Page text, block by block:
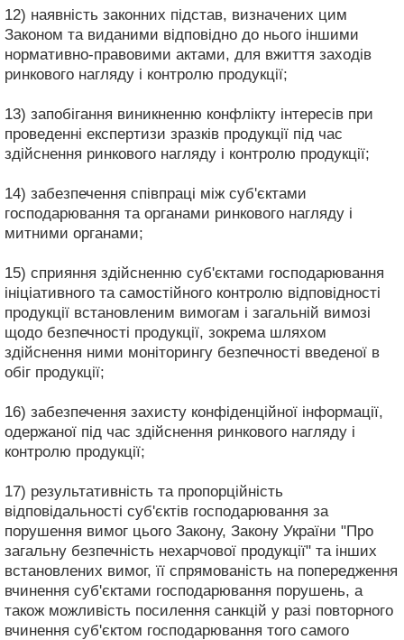
12) наявність законних підстав, визначених цим
Законом та виданими відповідно до нього іншими
нормативно-правовими актами, для вжиття заходів
ринкового нагляду і контролю продукції;
13) запобігання виникненню конфлікту інтересів при
проведенні експертизи зразків продукції під час
здійснення ринкового нагляду і контролю продукції;
14) забезпечення співпраці між суб'єктами
господарювання та органами ринкового нагляду і
митними органами;
15) сприяння здійсненню суб'єктами господарювання
ініціативного та самостійного контролю відповідності
продукції встановленим вимогам і загальній вимозі
щодо безпечності продукції, зокрема шляхом
здійснення ними моніторингу безпечності введеної в
обіг продукції;
16) забезпечення захисту конфіденційної інформації,
одержаної під час здійснення ринкового нагляду і
контролю продукції;
17) результативність та пропорційність
відповідальності суб'єктів господарювання за
порушення вимог цього Закону, Закону України "Про
загальну безпечність нехарчової продукції" та інших
встановлених вимог, її спрямованість на попередження
вчинення суб'єктами господарювання порушень, а
також можливість посилення санкцій у разі повторного
вчинення суб'єктом господарювання того самого